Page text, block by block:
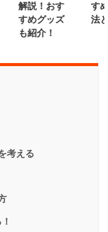
解説！おす
すめグッズ
も紹介！
す
法
考える